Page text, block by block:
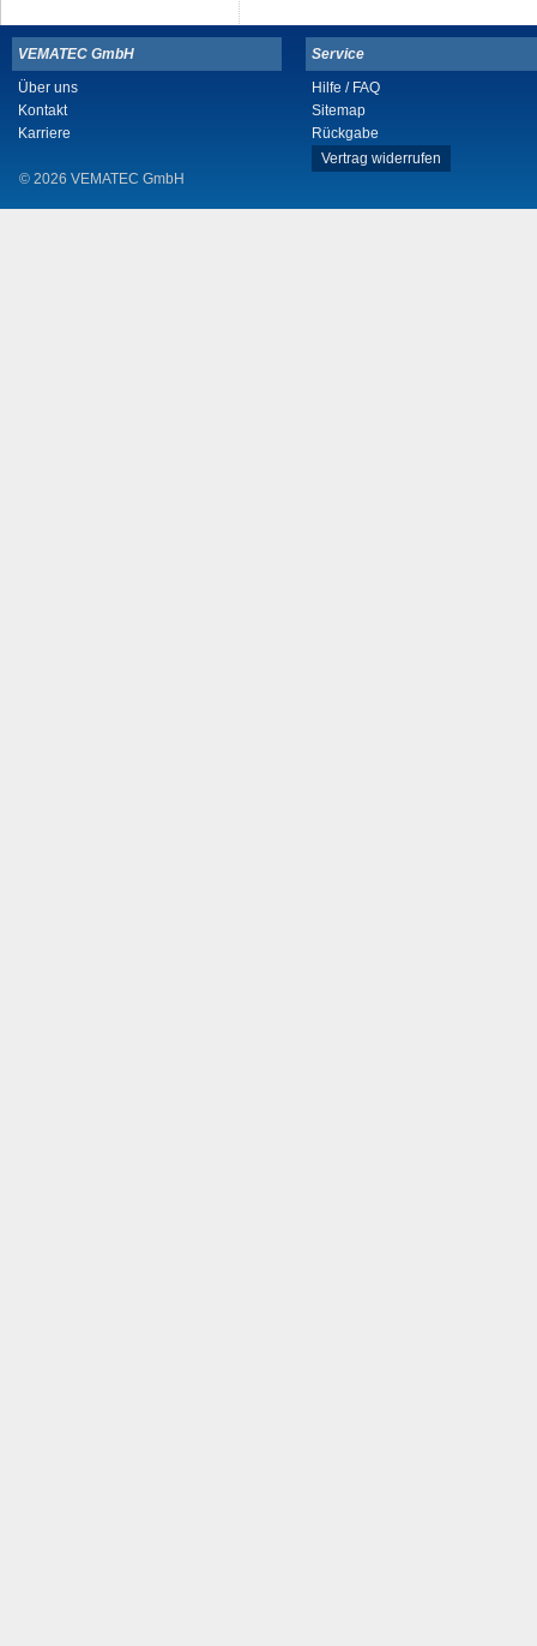
VEMATEC GmbH
Über uns
Kontakt
Karriere
© 2026 VEMATEC GmbH
Service
Hilfe / FAQ
Sitemap
Rückgabe
Vertrag widerrufen